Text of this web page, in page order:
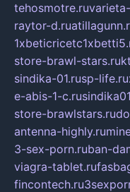
tehosmotre.ru
raytor-d.ru
store-brawl-stars.ru
sindika-01.rusp-life.ru
e-abis-1-c.ru
store-brawlstars.ru
antenna-highly.ru
3-sex-porn.ruban-
viagra-tablet.ru
fincontech.ru